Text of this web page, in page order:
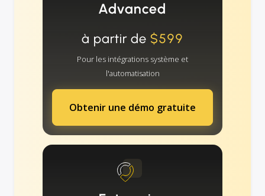
Advanced
à partir de $599
Pour les intégrations système et
l'automatisation
Obtenir une démo gratuite